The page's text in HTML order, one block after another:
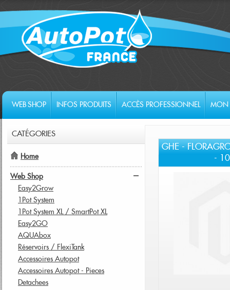
WEB SHOP INFOS PRODUITS ACCÈS PROFESSIONNEL MON
GHE -
-
CATÉGORIES
Home
Web Shop
Easy2Grow
1Pot System
1Pot System XL / SmartPot XL
Easy2GO
AQUAbox
Réservoirs / FlexiTank
Accessoires Autopot
Accessoires Autopot - Pieces
Detachees